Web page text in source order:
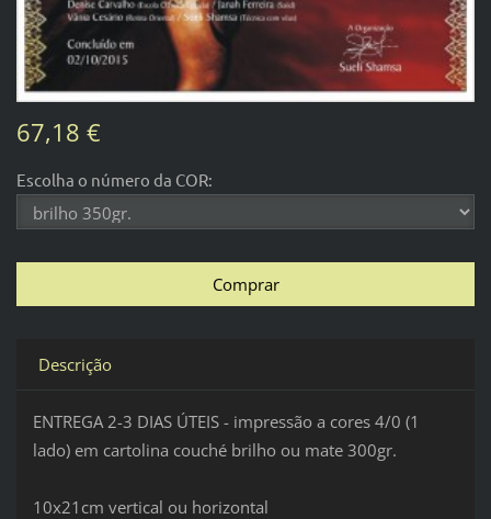
67,18 €
Escolha o número da COR:
Descrição
ENTREGA 2-3 DIAS ÚTEIS - impressão a cores 4/0 (1
lado) em cartolina couché brilho ou mate 300gr.
10x21cm vertical ou horizontal